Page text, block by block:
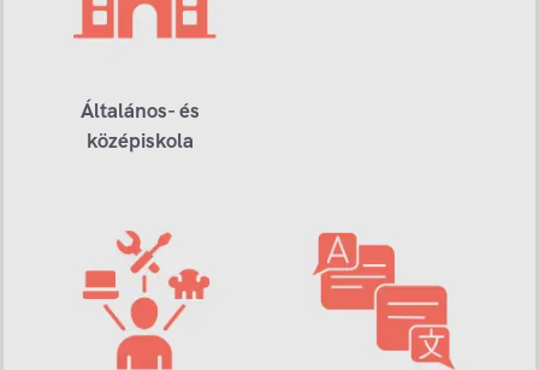
Általános- és
középiskola